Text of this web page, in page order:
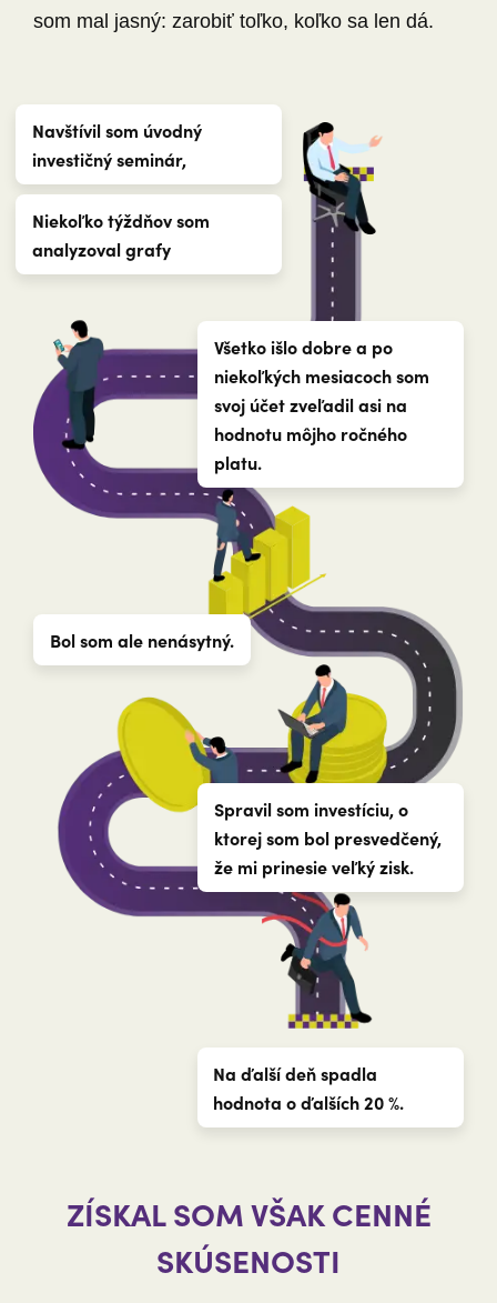
som mal jasný: zarobiť toľko, koľko sa len dá.
Navštívil som úvodný
investičný seminár,
Niekoľko týždňov som
analyzoval grafy
Všetko išlo dobre a po
niekoľkých mesiacoch som
svoj účet zveľadil asi na
hodnotu môjho ročného
platu.
Spravil som investíciu, o
ktorej som bol presvedčený,
že mi prinesie veľký zisk.
Bol som ale nenásytný.
Na ďalší deň spadla
hodnota o ďalších 20 %.
ZÍSKAL SOM VŠAK CENNÉ
SKÚSENOSTI